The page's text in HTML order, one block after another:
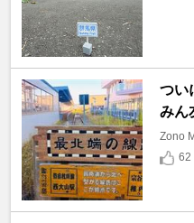
つい
みん
Zono
62